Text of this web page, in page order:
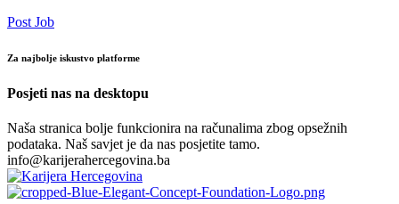
Post Job
Za najbolje iskustvo platforme
Posjeti nas na desktopu
Naša stranica bolje funkcionira na računalima zbog opsežnih
podataka. Naš savjet je da nas posjetite tamo.
info@karijerahercegovina.ba